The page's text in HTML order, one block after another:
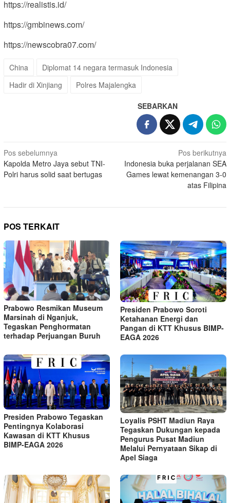
https://realistis.id/
https://gmbinews.com/
https://newscobra07.com/
China
Diplomat 14 negara termasuk Indonesia
Hadir di Xinjiang
Polres Majalengka
SEBARKAN
Navigasi
pos
Pos sebelumnya
Kapolda Metro Jaya sebut TNI-
Polri harus solid saat bertugas
Pos berikutnya
Indonesia buka perjalanan SEA
Games lewat kemenangan 3-0
atas Filipina
POS TERKAIT
Prabowo Resmikan Museum
Marsinah di Nganjuk,
Tegaskan Penghormatan
terhadap Perjuangan Buruh
Presiden Prabowo Soroti
Ketahanan Energi dan
Pangan di KTT Khusus BIMP-
EAGA 2026
Presiden Prabowo Tegaskan
Pentingnya Kolaborasi
Kawasan di KTT Khusus
BIMP-EAGA 2026
Loyalis PSHT Madiun Raya
Tegaskan Dukungan kepada
Pengurus Pusat Madiun
Melalui Pernyataan Sikap di
Apel Siaga